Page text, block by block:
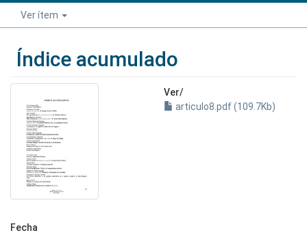
Ver ítem
Índice acumulado
Ver/
articulo8.pdf (109.7Kb)
Fecha